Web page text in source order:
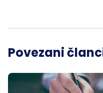
Povezani